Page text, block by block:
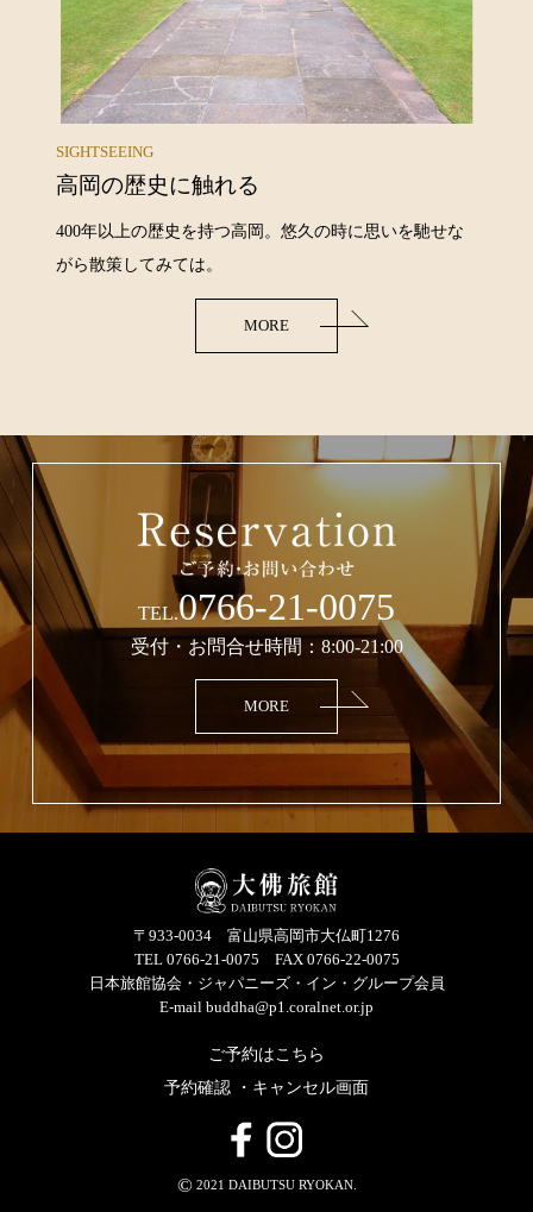
SIGHTSEEING
高岡の歴史に触れる
400年以上の歴史を持つ高岡。悠久の時に思いを馳せな
がら散策してみては。
MORE
TEL.0766-21-0075
受付・お問合せ時間：8:00-21:00
MORE
〒933-0034 富山県高岡市大仏町1276
TEL 0766-21-0075 FAX 0766-22-0075
日本旅館協会・ジャパニーズ・イン・グループ会員
E-mail buddha@p1.coralnet.or.jp
ご予約はこちら
予約確認 ・キャンセル画面
©2021 DAIBUTSU RYOKAN.